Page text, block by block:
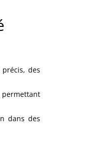
des
permettant
dans des